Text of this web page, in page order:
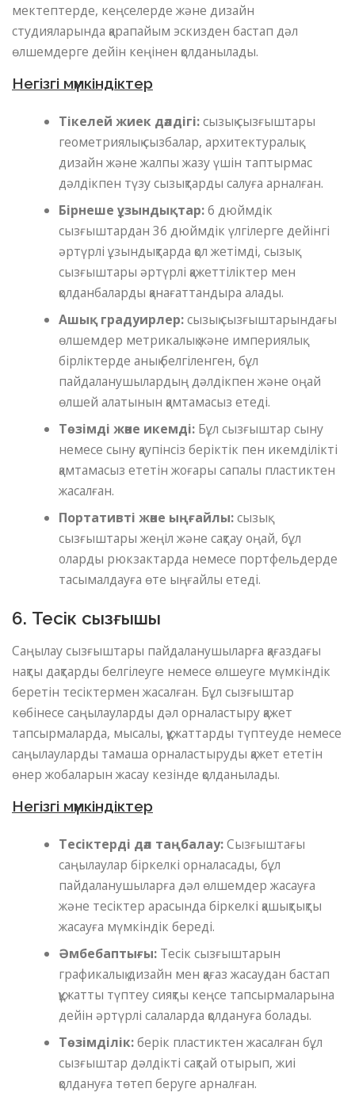
мектептерде, кеңселерде және дизайн
студияларында қарапайым эскизден бастап дәл
өлшемдерге дейін кеңінен қолданылады.
Негізгі мүмкіндіктер
Тікелей жиек дәлдігі:сызық сызғыштары
геометриялық сызбалар, архитектуралық
дизайн және жалпы жазу үшін таптырмас
дәлдікпен түзу сызықтарды салуға арналған.
Бірнеше ұзындықтар:6 дюймдік
сызғыштардан 36 дюймдік үлгілерге дейінгі
әртүрлі ұзындықтарда қол жетімді, сызық
сызғыштары әртүрлі қажеттіліктер мен
қолданбаларды қанағаттандыра алады.
Ашық градуирлер:сызық сызғыштарындағы
өлшемдер метрикалық және империялық
бірліктерде анық белгіленген, бұл
пайдаланушылардың дәлдікпен және оңай
өлшей алатынын қамтамасыз етеді.
Төзімді және икемді: Бұл сызғыштар сыну
немесе сыну қаупінсіз беріктік пен икемділікті
қамтамасыз ететін жоғары сапалы пластиктен
жасалған.
Портативті және ыңғайлы:сызық
сызғыштары жеңіл және сақтау оңай, бұл
оларды рюкзактарда немесе портфельдерде
тасымалдауға өте ыңғайлы етеді.
6. Тесік сызғышы
Саңылау сызғыштары пайдаланушыларға қағаздағы
нақты дақтарды белгілеуге немесе өлшеуге мүмкіндік
беретін тесіктермен жасалған. Бұл сызғыштар
көбінесе саңылауларды дәл орналастыру қажет
тапсырмаларда, мысалы, құжаттарды түптеуде немесе
саңылауларды тамаша орналастыруды қажет ететін
өнер жобаларын жасау кезінде қолданылады.
Негізгі мүмкіндіктер
Тесіктерді дәл таңбалау:Сызғыштағы
саңылаулар біркелкі орналасады, бұл
пайдаланушыларға дәл өлшемдер жасауға
және тесіктер арасында біркелкі қашықтықты
жасауға мүмкіндік береді.
Әмбебаптығы: Тесік сызғыштарын
графикалық дизайн мен қағаз жасаудан бастап
құжатты түптеу сияқты кеңсе тапсырмаларына
дейін әртүрлі салаларда қолдануға болады.
Төзімділік:берік пластиктен жасалған бұл
сызғыштар дәлдікті сақтай отырып, жиі
қолдануға төтеп беруге арналған.